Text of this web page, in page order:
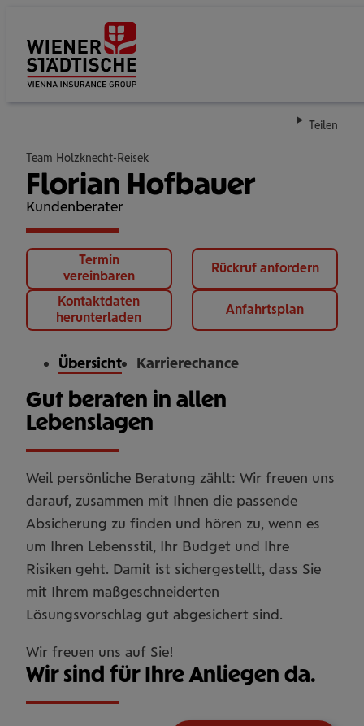
Teilen
Team Holzknecht-Reisek
Florian Hofbauer
Kundenberater
Termin
vereinbaren
Rückruf anfordern
Kontaktdaten
herunterladen
Anfahrtsplan
Übersicht Karrierechance
Gut beraten in allen
Lebenslagen
Weil persönliche Beratung zählt: Wir freuen uns
darauf, zusammen mit Ihnen die passende
Absicherung zu finden und hören zu, wenn es
um Ihren Lebensstil, Ihr Budget und Ihre
Risiken geht. Damit ist sichergestellt, dass Sie
mit Ihrem maßgeschneiderten
Lösungsvorschlag gut abgesichert sind.
Wir freuen uns auf Sie!
Wir sind für Ihre Anliegen da.